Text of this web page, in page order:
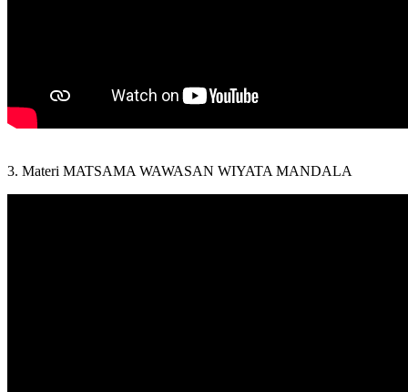
3. Materi MATSAMA WAWASAN WIYATA MANDALA